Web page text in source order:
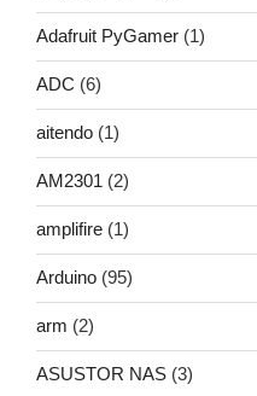
Adafruit PyGamer (1)
ADC (6)
aitendo (1)
AM2301 (2)
amplifire (1)
Arduino (95)
arm (2)
ASUSTOR NAS (3)